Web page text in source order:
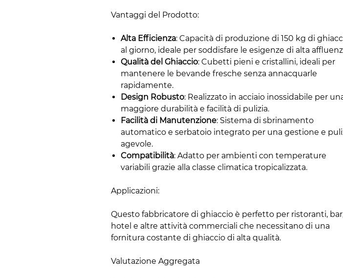
Vantaggi del Prodotto:
Alta Efficienza: Capacità di produzione di 150 kg di
al giorno, ideale per soddisfare le esigenze di alta
Qualità del Ghiaccio: Cubetti pieni e cristallini, ideali per
mantenere le bevande fresche senza annacquarle
rapidamente.
Design Robusto: Realizzato in acciaio inossidabile per
maggiore durabilità e facilità di pulizia.
Facilità di Manutenzione: Sistema di sbrinamento
automatico e serbatoio integrato per una gestione e
agevole.
Compatibilità: Adatto per ambienti con temperature
variabili grazie alla classe climatica tropicalizzata.
Applicazioni:
Questo fabbricatore di ghiaccio è perfetto per ristoranti,
hotel e altre attività commerciali che necessitano di una
fornitura costante di ghiaccio di alta qualità.
Valutazione Aggregata